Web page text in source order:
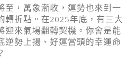
至，萬象漸收，運勢也來到一
轉折點。在2025年底，有三大
迎來氣場翻轉契機。你會是能
逆勢上揚、好運當頭的幸運命